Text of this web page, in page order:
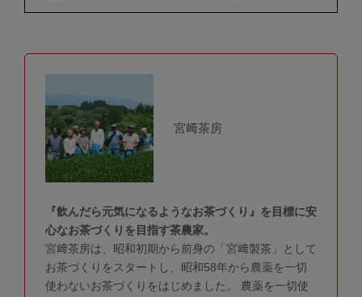
宮﨑茶房
『飲んだら元気になるようなお茶づくり』を目標に安
心なお茶づくりを目指す茶農家。
宮﨑茶房は、昭和初期から前身の「宮﨑製茶」として
お茶づくりをスタートし、昭和58年から農薬を一切
使わないお茶づくりをはじめました。 農薬を一切使